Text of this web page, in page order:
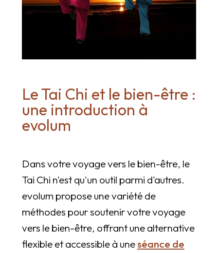
Le Tai Chi et le bien-être :
une introduction à
evolum
Dans votre voyage vers le bien-être, le
Tai Chi n'est qu'un outil parmi d'autres.
evolum propose une variété de
méthodes pour soutenir votre voyage
vers le bien-être, offrant une alternative
flexible et accessible à uneséance de